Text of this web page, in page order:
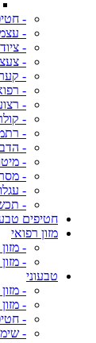
-
-
-
-
-
-
-
-
-
-
-
-
-
-
חטיפים
מזון רפואי
-
-
טבעוני
-
-
-
-